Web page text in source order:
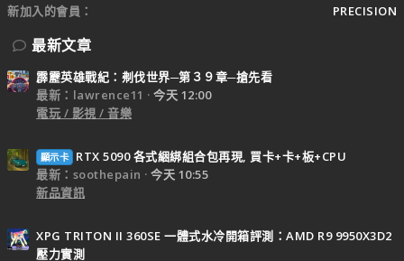
新加入的會員
PRECISION
最新文章
霹靂英雄戰紀：刜伐世界─第３９章─搶先看
最新：lawrence11
今天 12:00
電玩 / 影視 / 音樂
顯示卡
RTX 5090 各式綑綁組合包再現, 買卡+卡+板+CPU
最新：soothepain
今天 10:55
新品資訊
XPG TRITON II 360SE 一體式水冷開箱評測：AMD R9 9950X3D2
壓力實測